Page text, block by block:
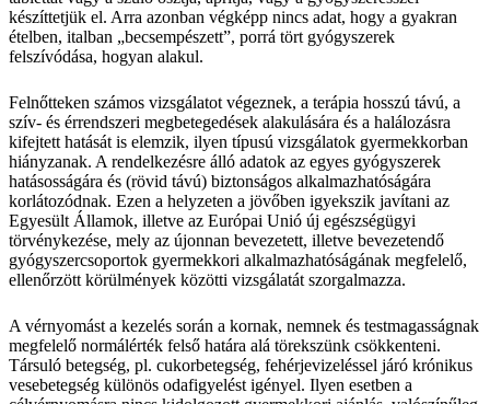
készíttetjük el. Arra azonban végképp nincs adat, hogy a gyakran
ételben, italban „becsempészett”, porrá tört gyógyszerek
felszívódása, hogyan alakul.
Felnőtteken számos vizsgálatot végeznek, a terápia hosszú távú, a
szív- és érrendszeri megbetegedések alakulására és a halálozásra
kifejtett hatását is elemzik, ilyen típusú vizsgálatok gyermekkorban
hiányzanak. A rendelkezésre álló adatok az egyes gyógyszerek
hatásosságára és (rövid távú) biztonságos alkalmazhatóságára
korlátozódnak. Ezen a helyzeten a jövőben igyekszik javítani az
Egyesült Államok, illetve az Európai Unió új egészségügyi
törvénykezése, mely az újonnan bevezetett, illetve bevezetendő
gyógyszercsoportok gyermekkori alkalmazhatóságának megfelelő,
ellenőrzött körülmények közötti vizsgálatát szorgalmazza.
A vérnyomást a kezelés során a kornak, nemnek és testmagasságnak
megfelelő normálérték felső határa alá törekszünk csökkenteni.
Társuló betegség, pl. cukorbetegség, fehérjevizeléssel járó krónikus
vesebetegség különös odafigyelést igényel. Ilyen esetben a